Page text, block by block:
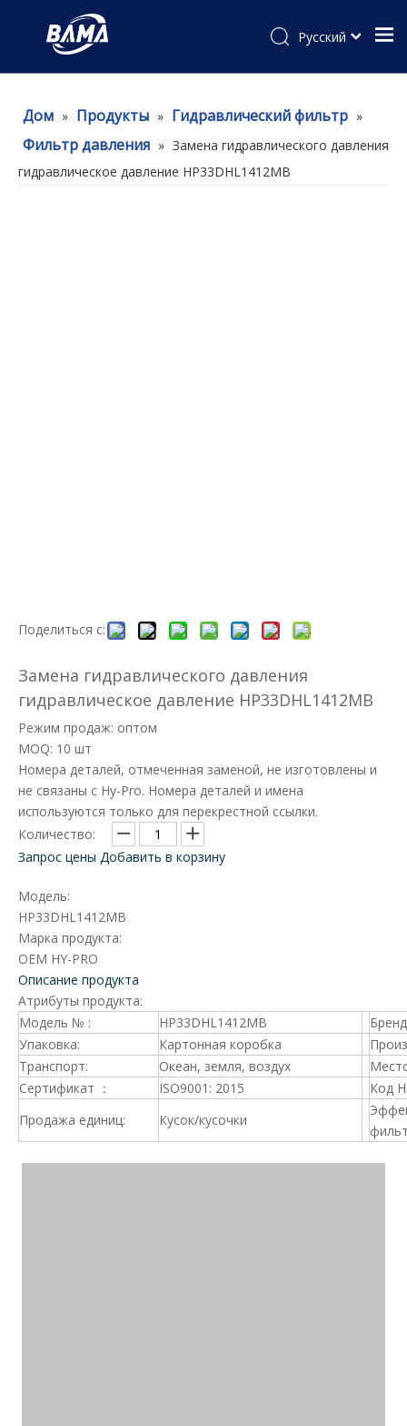
Pусский
Дом » Продукты » Гидравлический фильтр »
Фильтр давления » Замена гидравлического давления
гидравлическое давление HP33DHL1412MB
Поделиться с:
Замена гидравлического давления
гидравлическое давление HP33DHL1412MB
Режим продаж: оптом
MOQ: 10 шт
Номера деталей, отмеченная заменой, не изготовлены и
не связаны с Hy-Pro. Номера деталей и имена
используются только для перекрестной ссылки.
Количество:
Запрос цены Добавить в корзину
Модель:
HP33DHL1412MB
Марка продукта:
OEM HY-PRO
Описание продукта
Атрибуты продукта:
Модель № :
HP33DHL1412MB
Упаковка:
Картонная коробка
Транспорт:
Океан, земля, воздух
Сертификат ：
ISO9001: 2015
Код
Продажа единиц:
Кусок/кусочки